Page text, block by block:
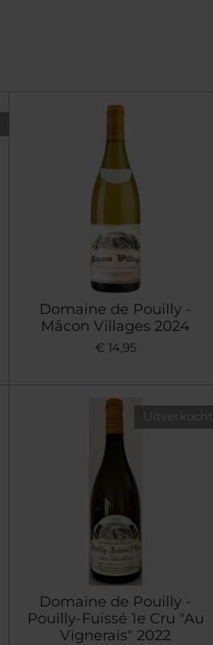
Domaine de Pouilly -
Mâcon Villages 2024
€ 14,95
Uitverkocht
Domaine de Pouilly -
Pouilly-Fuissé 1e Cru "Au
Vignerais" 2022